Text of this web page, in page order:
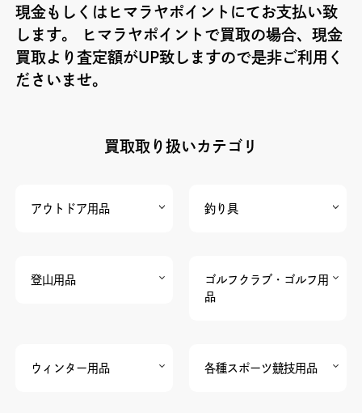
現金もしくはヒマラヤポイントにてお支払い致
します。 ヒマラヤポイントで買取の場合、現金
買取より査定額がUP致しますので是非ご利用く
ださいませ。
買取取り扱いカテゴリ
アウトドア用品 釣り具
登山用品
ゴルフクラブ・ゴルフ用
品
ウィンター用品 各種スポーツ競技用品